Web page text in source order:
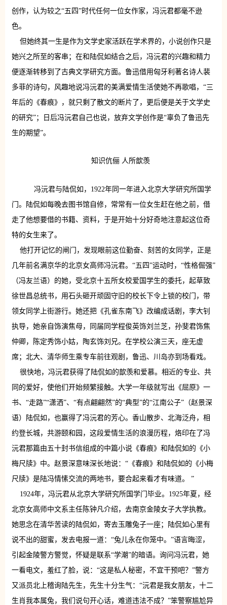
创作，认为较之“五四”时代任何一位女作家，冯沅君都毫不逊
色。
但她终其一生是作为文学史家活跃在学术界的，小说创作只是
她兴之所至的客串；在和陆侃如结合之后，冯沅君的兴趣和精力
便逐渐转移到了古典文学研究方面。鲁迅借用匈牙利著名诗人裴
多菲的诗句，风趣地说冯沅君的美满爱情生活使她不再歌唱，“三
年后的《春痕》，就只剩了散文的断片了，更后便是关于文学史
的研究”；日后冯沅君自己也说，放弃文学创作是“辜负了鲁迅先
生的期望”。
知识伉俪 人所歆羡
冯沅君与陆侃如，1922年同一年进入北京大学研究所国学
门。陆侃如每晚去图书馆自修，常常有一位女生赶在他之前，借
走了他想要借的书籍、资料，于是开始十分好奇地注意起这位奇
特的女生来了。
他打开记忆的闸门，发现眼前这位勤奋、刻苦的女同学，正是
几年前名满京华的北京女高师冯沅君。“五四”运动时，“性格倔强”
（冯友兰语）的她，受北京十五所女校爱国学生的委托，起草致
徐世昌总统书，用石头砸开顽固守旧的校长下令上锁的校门，带
领女同学上街游行。她还把《孔雀东南飞》改编成话剧，李大钊
执导，她亲自饰演焦母，同届同学程俊英饰刘兰芝，孙斐君饰焦
仲卿，陈定秀饰小姑，陶玄饰刘兄。在学校公演三天，座无虚
席；北大、清华师生乘专车前往观剧，鲁迅、川岛亦到场看戏。
很快地，冯沅君获得了陆侃如的歆羡和爱慕。相近的专业、共
同的爱好，使他们开始频繁接触。大学一年级就写出《屈原》一
书、“走路”“潇洒”、“有点翩翩然”的“典型”的“江南公子”（赵景深
语）陆侃如，也赢得了冯沅君的芳心。香山散步、北海泛舟，相
约登长城，共游颐和园，这段爱情生活的浪漫历程，烙印在了冯
沅君那篇由五十封书信组成的中篇小说《春痕》和陆侃如的《小
梅尺牍》中。赵景深意味深长地说：“《春痕》和陆侃如的《小梅
尺牍》是陆冯情愫交流的两地书，要合起来看才有味道。 ”
1924年，冯沅君从北京大学研究所国学门毕业。1925年夏，经
北京女高师中文系主任陈钟凡介绍，去南京金陵女子大学执教。
她思念在清华苦读的陆侃如，寄去玉雕兔子一座；陆侃如心里有
说不出的甜蜜，发去电报一道：“兔儿永在你笼中。”语言晦涩，
引起金陵警方警觉，怀疑是联系“学潮”的暗语。询问冯沅君，她
一看电文，羞红了脸，说：“这是私人秘密，不宜干预吧？”警方
又派员北上稽询陆先生，先生十分生气：“沅君是我女朋友，十二
生肖我本属兔，我们说句开心话，难道违法不成？”笨警察尴尬异